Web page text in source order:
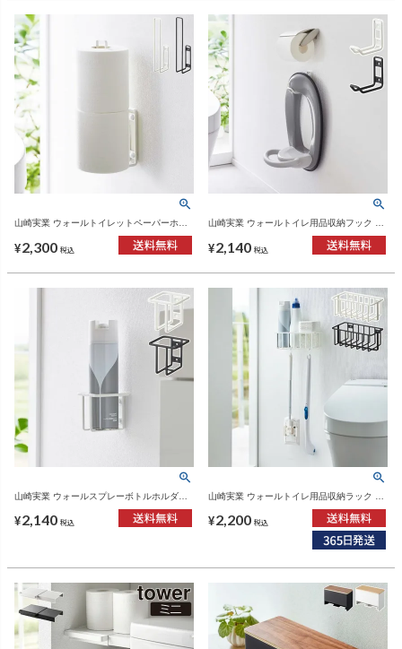
山崎実業 ウォールトイレットペーパーホル
ダー タワー tower | トイレ雑貨・タワーシリ
ーズ
¥2,300 税込
山崎実業 ウォールトイレ用品収納フック タ
ワー tower | トイレ雑貨・タワーシリーズ
¥2,140 税込
山崎実業 ウォールスプレーボトルホルダー
¥2,140 税込
山崎実業 ウォールトイレ用品収納ラック タ
¥2,200 税込